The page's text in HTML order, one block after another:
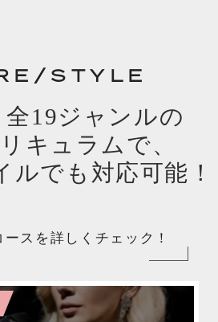
STYLE
19ジャンルの
キュラムで、
ルでも対応可能！
スを詳しくチェック！